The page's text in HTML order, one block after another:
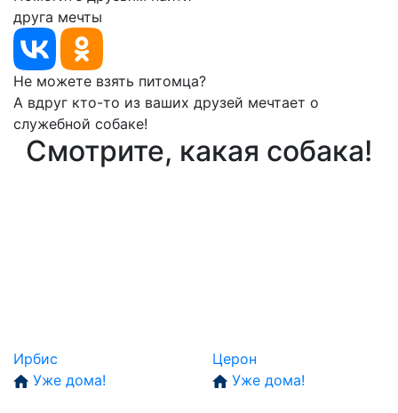
друга мечты
Не можете взять питомца?
А вдруг кто-то из ваших друзей мечтает о
служебной собаке!
Смотрите, какая собака!
Ирбис
Уже дома!
Церон
Уже дома!